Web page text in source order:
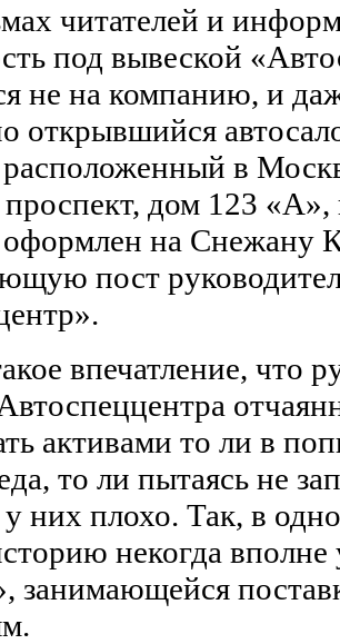
читателей и
под вывеской
не на компанию, и
открывшийся
в
дом 123
на Снежану
пост
впечатление, что
активами то ли в
то ли пытаясь не
у них плохо. Так, в
некогда
занимающейся